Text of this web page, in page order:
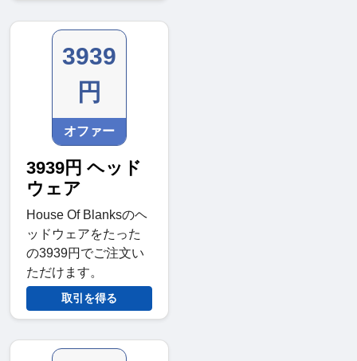
3939
円
オファー
3939円 ヘッド
ウェア
House Of Blanksのヘ
ッドウェアをたった
の3939円でご注文い
ただけます。
取引を得る